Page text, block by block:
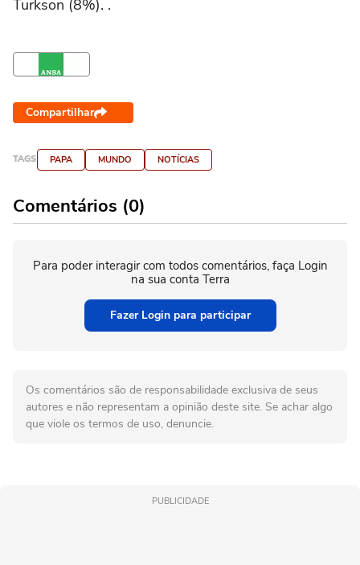
Turkson (8%). .
Compartilhar
TAGS PAPA MUNDO NOTÍCIAS
Comentários (0)
Para poder interagir com todos comentários, faça Login
na sua conta Terra
Fazer Login para participar
Os comentários são de responsabilidade exclusiva de seus
autores e não representam a opinião deste site. Se achar algo
que viole os termos de uso, denuncie.
PUBLICIDADE